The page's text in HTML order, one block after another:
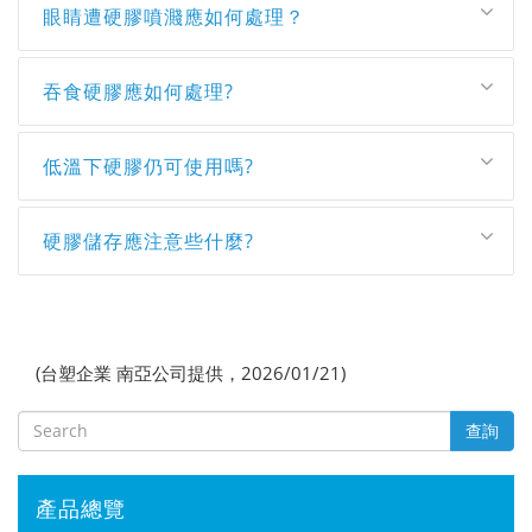
眼睛遭硬膠噴濺應如何處理？
吞食硬膠應如何處理?
低溫下硬膠仍可使用嗎?
硬膠儲存應注意些什麼?
(台塑企業 南亞公司提供，2026/01/21)
查詢
產品總覽